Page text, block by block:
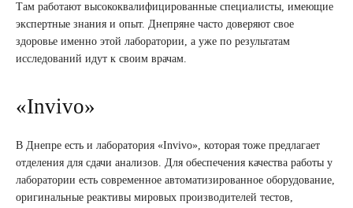
Там работают высококвалифицированные специалисты, имеющие
экспертные знания и опыт. Днепряне часто доверяют свое
здоровье именно этой лаборатории, а уже по результатам
исследований идут к своим врачам.
«Invivo»
В Днепре есть и лаборатория «Invivo», которая тоже предлагает
отделения для сдачи анализов. Для обеспечения качества работы у
лаборатории есть современное автоматизированное оборудование,
оригинальные реактивы мировых производителей тестов,